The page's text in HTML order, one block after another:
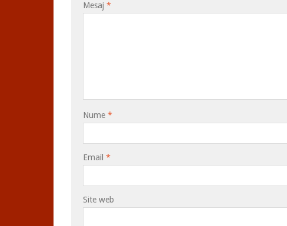
Mesaj *
Nume *
Email *
Site web